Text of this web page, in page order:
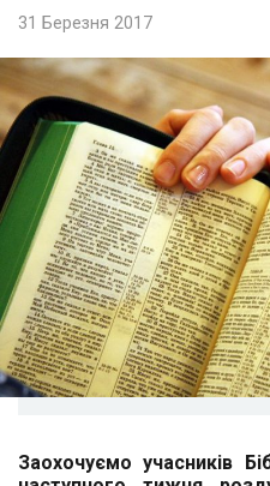
31 Березня 2017
Заохочуємо учасників